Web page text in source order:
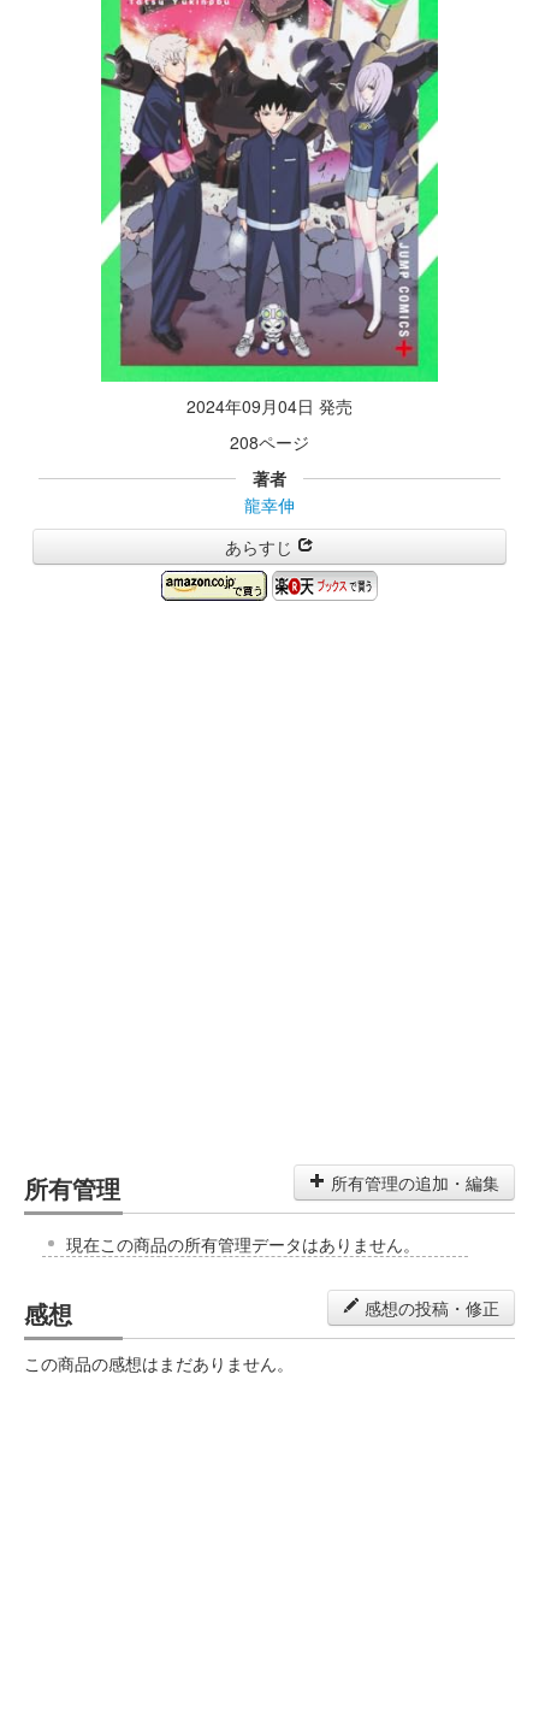
2024年09月04日 発売
208ページ
著者
龍幸伸
あらすじ
所有管理 所有管理の追加・編集
現在この商品の所有管理データはありません。
感想 感想の投稿・修正
この商品の感想はまだありません。